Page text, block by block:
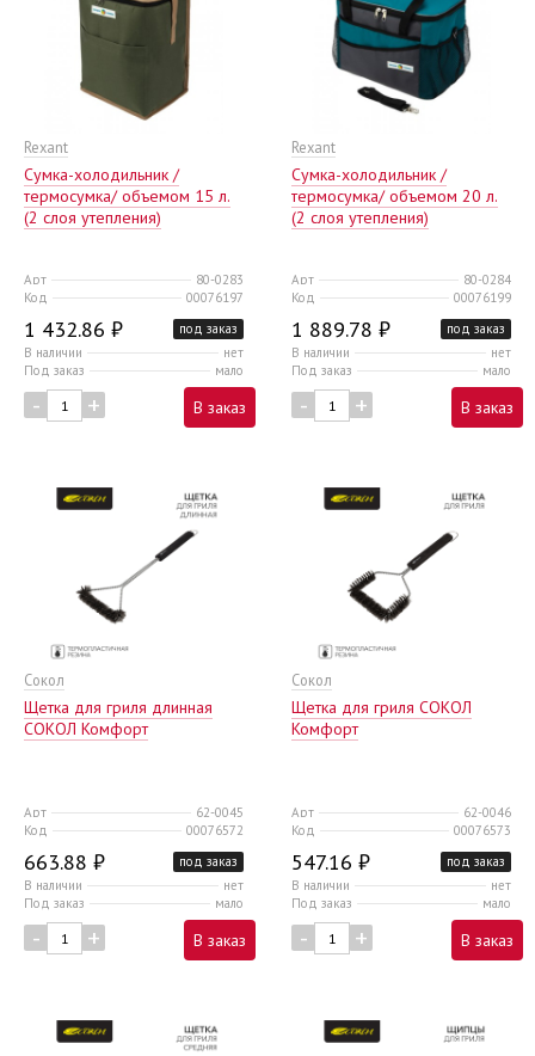
Rexant
Сумка-холодильник /
термосумка/ объемом 15 л.
(2 слоя утепления)
Арт
80-0283
Код
00076197
1 432.86 ₽
под заказ
В наличии
нет
Под заказ
мало
- + В заказ
Rexant
Сумка-холодильник /
термосумка/ объемом 20 л.
(2 слоя утепления)
Арт
80-0284
Код
00076199
1 889.78 ₽
под заказ
В наличии
нет
Под заказ
мало
- + В заказ
Сокол
Щетка для гриля длинная
СОКОЛ Комфорт
Арт
62-0045
Код
00076572
663.88 ₽
под заказ
В наличии
нет
Под заказ
мало
- + В заказ
Сокол
Щетка для гриля СОКОЛ
Комфорт
Арт
62-0046
Код
00076573
547.16 ₽
под заказ
В наличии
нет
Под заказ
мало
- + В заказ